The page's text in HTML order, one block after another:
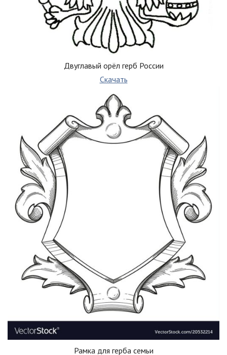
Двуглавый орёл герб России
Скачать
Рамка для герба семьи